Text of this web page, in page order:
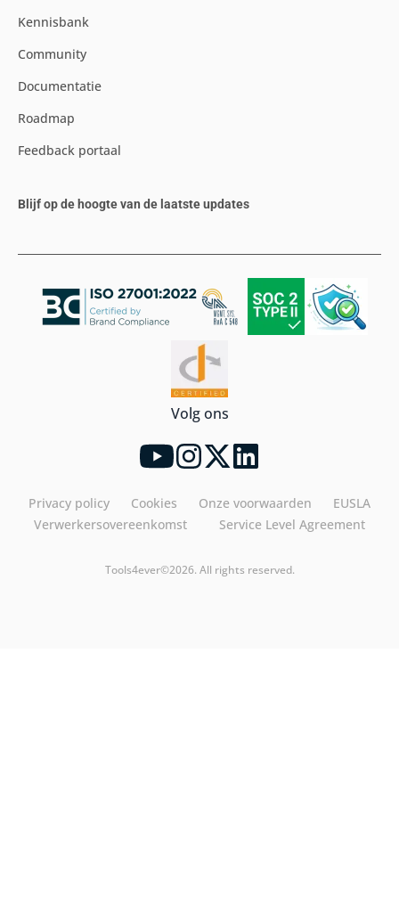
Kennisbank
Community
Documentatie
Roadmap
Feedback portaal
Blijf op de hoogte van de laatste updates
Volg ons
Privacy policy Cookies Onze voorwaarden
EUSLA
Verwerkersovereenkomst
Service Level Agreement
Tools4ever©2026. All rights reserved.